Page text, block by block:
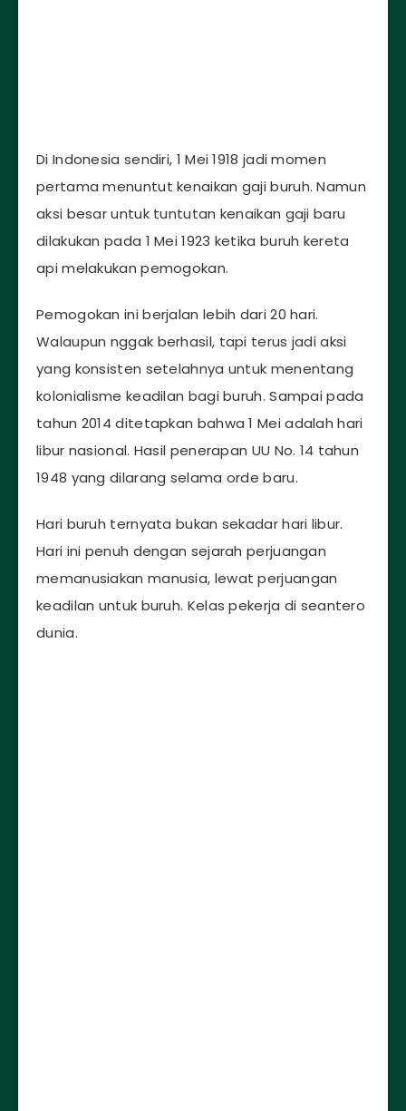
Di Indonesia sendiri, 1 Mei 1918 jadi momen
pertama menuntut kenaikan gaji buruh. Namun
aksi besar untuk tuntutan kenaikan gaji baru
dilakukan pada 1 Mei 1923 ketika buruh kereta
api melakukan pemogokan.
Pemogokan ini berjalan lebih dari 20 hari.
Walaupun nggak berhasil, tapi terus jadi aksi
yang konsisten setelahnya untuk menentang
kolonialisme keadilan bagi buruh. Sampai pada
tahun 2014 ditetapkan bahwa 1 Mei adalah hari
libur nasional. Hasil penerapan UU No. 14 tahun
1948 yang dilarang selama orde baru.
Hari buruh ternyata bukan sekadar hari libur.
Hari ini penuh dengan sejarah perjuangan
memanusiakan manusia, lewat perjuangan
keadilan untuk buruh. Kelas pekerja di seantero
dunia.